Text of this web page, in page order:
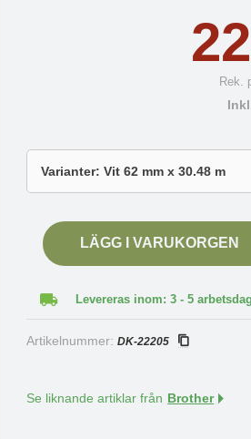
Rek.
LÄGG I VARUKORGEN
Levereras inom: 3 - 5
Artikelnummer:DK-22205
Se liknande artiklar från Brother